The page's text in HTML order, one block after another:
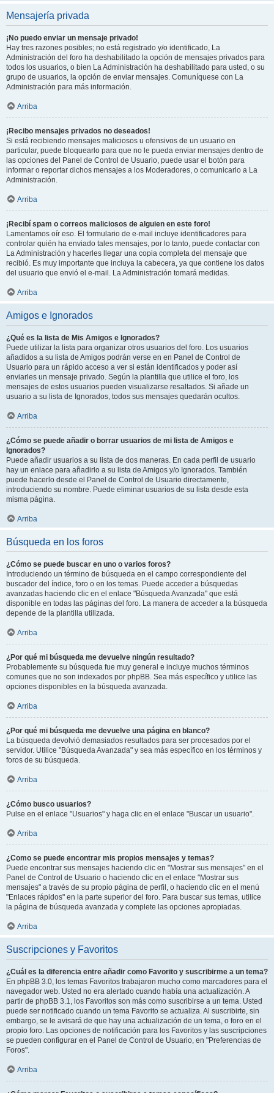
Mensajería privada
¡No puedo enviar un mensaje privado!
Hay tres razones posibles; no está registrado y/o identificado, La
Administración del foro ha deshabilitado la opción de mensajes privados para
todos los usuarios, o bien La Administración ha deshabilitado para usted, o su
grupo de usuarios, la opción de enviar mensajes. Comuníquese con La
Administración para más información.
Arriba
¡Recibo mensajes privados no deseados!
Si está recibiendo mensajes maliciosos u ofensivos de un usuario en
particular, puede bloquearlo para que no le pueda enviar mensajes dentro de
las opciones del Panel de Control de Usuario, puede usar el botón para
informar o reportar dichos mensajes a los Moderadores, o comunicarlo a La
Administración.
Arriba
¡Recibí spam o correos maliciosos de alguien en este foro!
Lamentamos oír eso. El formulario de e-mail incluye identificadores para
controlar quién ha enviado tales mensajes, por lo tanto, puede contactar con
La Administración y hacerles llegar una copia completa del mensaje que
recibió. Es muy importante que incluya la cabecera, ya que contiene los datos
del usuario que envió el e-mail. La Administración tomará medidas.
Arriba
Amigos e Ignorados
¿Qué es la lista de Mis Amigos e Ignorados?
Puede utilizar la lista para organizar otros usuarios del foro. Los usuarios
añadidos a su lista de Amigos podrán verse en en Panel de Control de
Usuario para un rápido acceso a ver si están identificados y poder así
enviarles un mensaje privado. Según la plantilla que utilice el foro, los
mensajes de estos usuarios pueden visualizarse resaltados. Si añade un
usuario a su lista de Ignorados, todos sus mensajes quedarán ocultos.
Arriba
¿Cómo se puede añadir o borrar usuarios de mi lista de Amigos e
Ignorados?
Puede añadir usuarios a su lista de dos maneras. En cada perfil de usuario
hay un enlace para añadirlo a su lista de Amigos y/o Ignorados. También
puede hacerlo desde el Panel de Control de Usuario directamente,
introduciendo su nombre. Puede eliminar usuarios de su lista desde esta
misma página.
Arriba
Búsqueda en los foros
¿Cómo se puede buscar en uno o varios foros?
Introduciendo un término de búsqueda en el campo correspondiente del
buscador del índice, foro o en los temas. Puede acceder a búsquedas
avanzadas haciendo clic en el enlace "Búsqueda Avanzada" que está
disponible en todas las páginas del foro. La manera de acceder a la búsqueda
depende de la plantilla utilizada.
Arriba
¿Por qué mi búsqueda me devuelve ningún resultado?
Probablemente su búsqueda fue muy general e incluye muchos términos
comunes que no son indexados por phpBB. Sea más específico y utilice las
opciones disponibles en la búsqueda avanzada.
Arriba
¿Por qué mi búsqueda me devuelve una página en blanco?
La búsqueda devolvió demasiados resultados para ser procesados por el
servidor. Utilice "Búsqueda Avanzada" y sea más específico en los términos y
foros de su búsqueda.
Arriba
¿Cómo busco usuarios?
Pulse en el enlace "Usuarios" y haga clic en el enlace "Buscar un usuario".
Arriba
¿Como se puede encontrar mis propios mensajes y temas?
Puede encontrar sus mensajes haciendo clic en "Mostrar sus mensajes" en el
Panel de Control de Usuario o haciendo clic en el enlace "Mostrar sus
mensajes" a través de su propio página de perfil, o haciendo clic en el menú
"Enlaces rápidos" en la parte superior del foro. Para buscar sus temas, utilice
la página de búsqueda avanzada y complete las opciones apropiadas.
Arriba
Suscripciones y Favoritos
¿Cuál es la diferencia entre añadir como Favorito y suscribirme a un tema?
En phpBB 3.0, los temas Favoritos trabajaron mucho como marcadores para el
navegador web. Usted no era alertado cuando había una actualización. A
partir de phpBB 3.1, los Favoritos son más como suscribirse a un tema. Usted
puede ser notificado cuando un tema Favorito se actualiza. Al suscribirte, sin
embargo, se le avisará de que hay una actualización de un tema, o foro en el
propio foro. Las opciones de notificación para los Favoritos y las suscripciones
se pueden configurar en el Panel de Control de Usuario, en "Preferencias de
Foros".
Arriba